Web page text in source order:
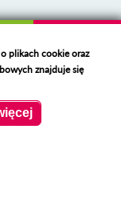
plikach cookie oraz
znajduje się